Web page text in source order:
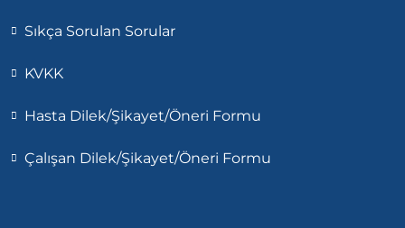
Sıkça Sorulan Sorular
KVKK
Hasta Dilek/Şikayet/Öneri Formu
Çalışan Dilek/Şikayet/Öneri Formu